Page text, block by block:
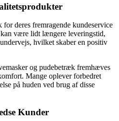
deres fremragende kundeservice
være lidt længere leveringstid,
hvilket skaber en positiv
og pudebetræk fremhæves
Mange oplever forbedret
på huden ved brug af disse
Kunder